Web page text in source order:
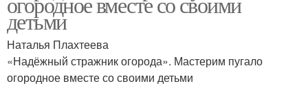
детьми
Наталья Плахтеева
«Надёжный стражник огорода». Мастерим пугало
огородное вместе со своими детьми